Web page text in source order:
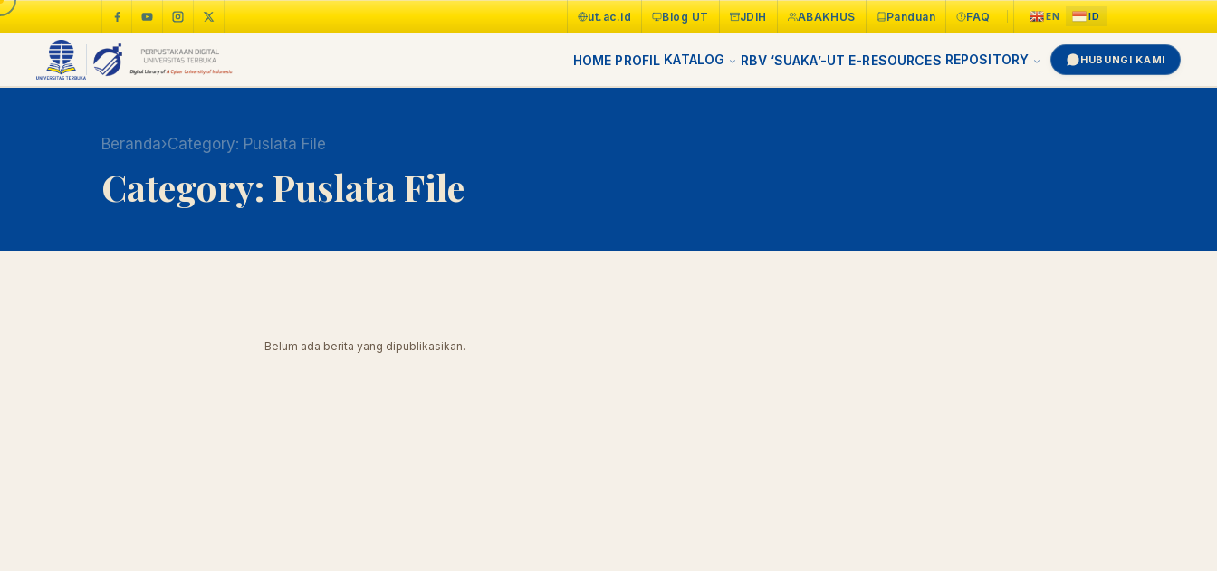
ut.ac.id Blog UT JDIH ABAKHUS Panduan FAQ
HOME PROFIL KATALOG RBV ‘SUAKA’-UT E-RESOURCES REPOSITORY HUBUNGI KAMI
Beranda›Category: Puslata File
Category: Puslata File
Belum ada berita yang dipublikasikan.
LIBNARA